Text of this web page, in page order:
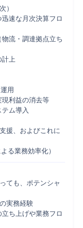
）
速な月次決算フロ
流・調達拠点立ち
上
用
利益の消去等
ム導入
援、およびこれに
ても、ポテンシャ
実務経験
ち上げや業務フロ